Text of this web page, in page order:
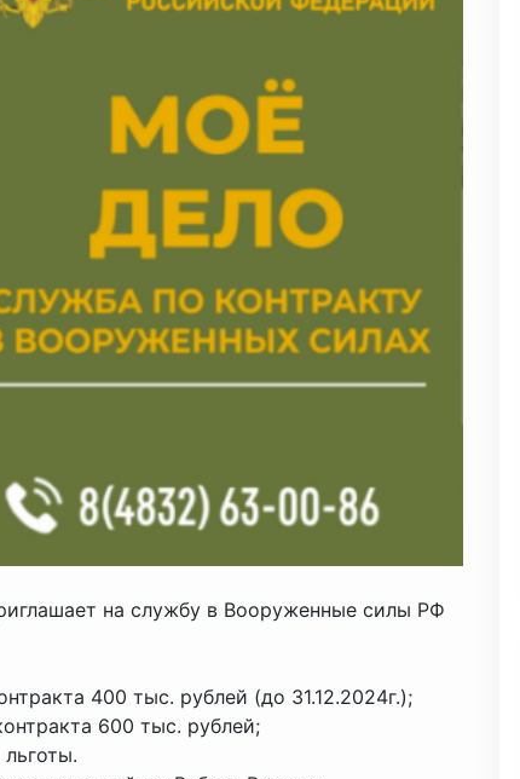
на службу в Вооруженные силы РФ
400 тыс. рублей (до 31.12.2024г.);
600 тыс. рублей;